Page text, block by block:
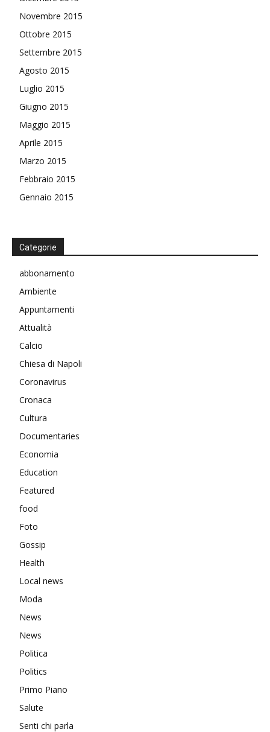
Novembre 2015
Ottobre 2015
Settembre 2015
Agosto 2015
Luglio 2015
Giugno 2015
Maggio 2015
Aprile 2015
Marzo 2015
Febbraio 2015
Gennaio 2015
Categorie
abbonamento
Ambiente
Appuntamenti
Attualità
Calcio
Chiesa di Napoli
Coronavirus
Cronaca
Cultura
Documentaries
Economia
Education
Featured
food
Foto
Gossip
Health
Local news
Moda
News
News
Politica
Politics
Primo Piano
Salute
Senti chi parla